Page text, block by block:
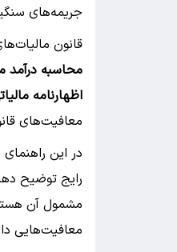
جریمه‌های
قانون
محاسبه درآمد
اظهارنامه
معافیت‌های
در این
رایج توضیح
مشمول آن
معافیت‌هایی